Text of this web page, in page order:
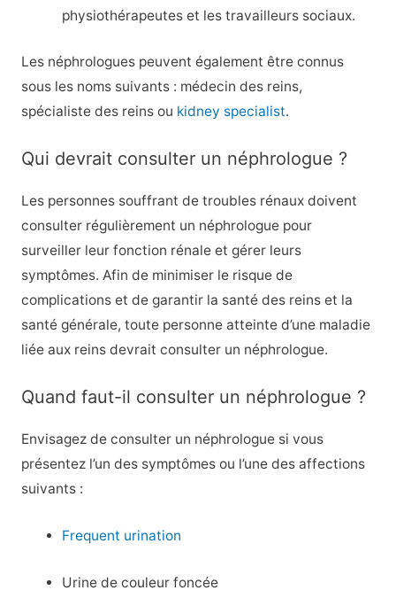
physiothérapeutes et les travailleurs sociaux.
Les néphrologues peuvent également être connus
sous les noms suivants : médecin des reins,
spécialiste des reins ou kidney specialist.
Qui devrait consulter un néphrologue ?
Les personnes souffrant de troubles rénaux doivent
consulter régulièrement un néphrologue pour
surveiller leur fonction rénale et gérer leurs
symptômes. Afin de minimiser le risque de
complications et de garantir la santé des reins et la
santé générale, toute personne atteinte d’une maladie
liée aux reins devrait consulter un néphrologue.
Quand faut-il consulter un néphrologue ?
Envisagez de consulter un néphrologue si vous
présentez l’un des symptômes ou l’une des affections
suivants :
Frequent urination
Urine de couleur foncée